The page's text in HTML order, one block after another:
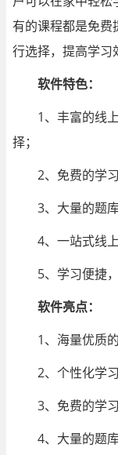
有的课程都是免费
行选择，提高学习
软件特色：
1、丰富的线
择；
2、免费的学
3、大量的题
4、一站式线
5、学习便捷
软件亮点：
1、海量优质
2、个性化学
3、免费的学
4、大量的题